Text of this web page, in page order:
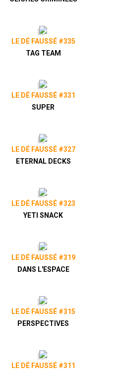
LE DÉ FAUSSÉ #335
TAG TEAM
LE DÉ FAUSSÉ #331
SUPER
LE DÉ FAUSSÉ #327
ETERNAL DECKS
LE DÉ FAUSSÉ #323
YETI SNACK
LE DÉ FAUSSÉ #319
DANS L'ESPACE
LE DÉ FAUSSÉ #315
PERSPECTIVES
LE DÉ FAUSSÉ #311